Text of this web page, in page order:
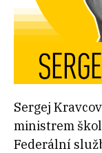
Sergej
ministrem
Federální